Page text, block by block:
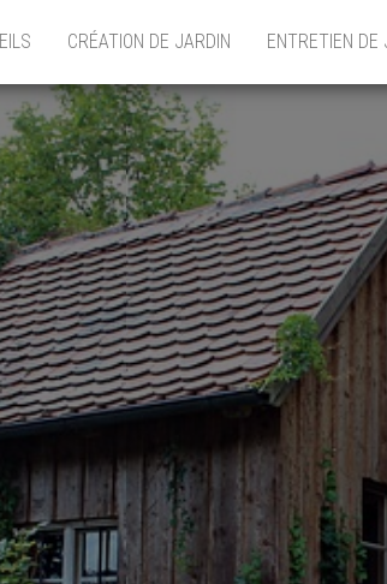
CRÉATION DE JARDIN ENTRETIEN DE